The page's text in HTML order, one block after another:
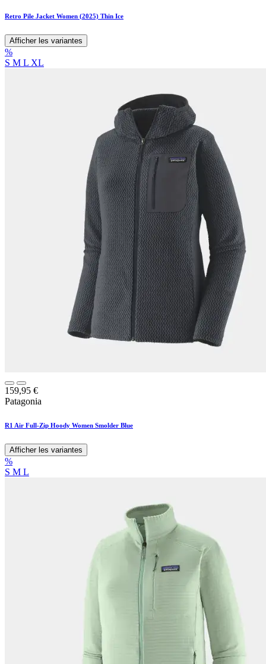
Retro Pile Jacket Women (2025) Thin Ice
Afficher les variantes
%
S M L XL
159,95 €
Patagonia
R1 Air Full-Zip Hoody Women Smolder Blue
Afficher les variantes
%
S M L